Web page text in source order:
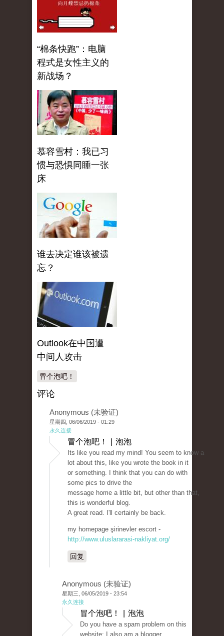
“棉条快跑”：电脑
程式是女性主义的
新战场？
慕容雪村：我已习
惯与恐惧同睡一张
床
谁去决定谁该被遗
忘？
Outlook在中国遭
中间人攻击
冒个泡吧！
评论
Anonymous (未验证)
星期四, 06/06/2019 - 01:29
永久连接
冒个泡吧！ | 泡泡
Its like you read my mind! You seem to know a
lot about this, like you wrote the book in it
or something. I think that you can do with
some pics to drive the
message home a little bit, but other than that,
this is wonderful blog.
A great read. I'll certainly be back.
my homepage şirinevler escort -
http://www.uluslararasi-nakliyat.org/
回复
Anonymous (未验证)
星期三, 06/05/2019 - 23:54
永久连接
冒个泡吧！ | 泡泡
Do you have a spam problem on this
website; I also am a blogger,